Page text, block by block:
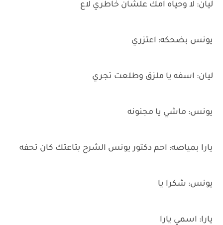
ليان: لا وحياه امك علشان خاطري لاع
يونس بضحكه: اعتزري
ليان: اسفه يا ملزق وطلعت تجري
يونس: ماشي يا مجنونه
يارا بمياصه: احم دكتور يونس الشرح بتاعتك كان تحفه
يونس: شكرا يا
يارا: اسمي يارا